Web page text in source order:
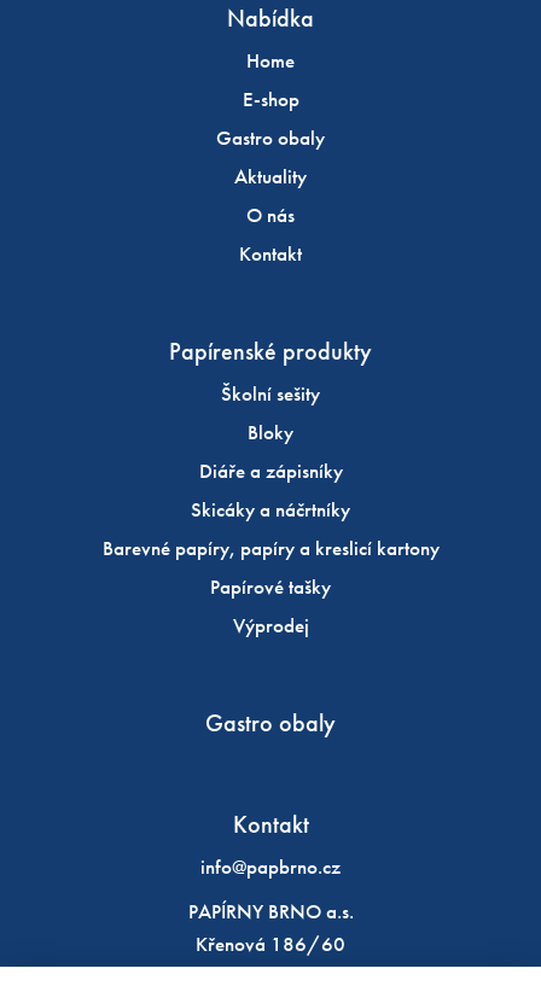
Nabídka
Home
E-shop
Gastro obaly
Aktuality
O nás
Kontakt
Papírenské produkty
Školní sešity
Bloky
Diáře a zápisníky
Skicáky a náčrtníky
Barevné papíry, papíry a kreslicí kartony
Papírové tašky
Výprodej
Gastro obaly
Kontakt
info@papbrno.cz
PAPÍRNY BRNO a.s.
Křenová 186/60